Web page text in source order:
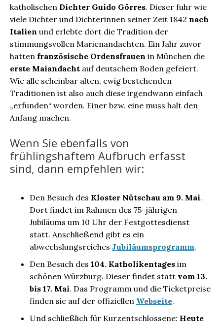
katholischen Dichter Guido Görres. Dieser fuhr wie
viele Dichter und Dichterinnen seiner Zeit 1842 nach
Italien und erlebte dort die Tradition der
stimmungsvollen Marienandachten. Ein Jahr zuvor
hatten französische Ordensfrauen in München die
erste Maiandacht auf deutschem Boden gefeiert.
Wie alle scheinbar alten, ewig bestehenden
Traditionen ist also auch diese irgendwann einfach
„erfunden“ worden. Einer bzw. eine muss halt den
Anfang machen.
Wenn Sie ebenfalls von
frühlingshaftem Aufbruch erfasst
sind, dann empfehlen wir:
Den Besuch des Kloster Nütschau am 9. Mai.
Dort findet im Rahmen des 75-jährigen
Jubiläums um 10 Uhr der Festgottesdienst
statt. Anschließend gibt es ein
abwechslungsreiches Jubiläumsprogramm.
Den Besuch des 104. Katholikentages im
schönen Würzburg. Dieser findet statt vom 13.
bis 17. Mai. Das Programm und die Ticketpreise
finden sie auf der offiziellen Webseite.
Und schließlich für Kurzentschlossene: Heute